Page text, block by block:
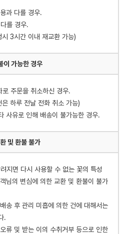
과 다를 경우.
를 경우.
3시간 이내 재교환 가능)
이 가능한 경우
주문을 취소하신 경우.
하루 전날 전화 취소 가능)
사유로 인해 배송이 불가능한 경우.
및 환불 불가
지면 다시 사용할 수 없는 꽃의 특성
님의 변심에 의한 교환 및 환불이 불가
송 후 관리 미흡에 의한 건에 대해서는
.
류 및 받는 이의 수취거부 등으로 인한